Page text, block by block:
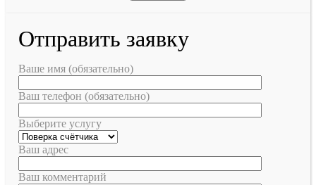
Отправить заявку
Ваше имя (обязательно)
Ваш телефон (обязательно)
Выберите услугу
Ваш адрес
Ваш комментарий